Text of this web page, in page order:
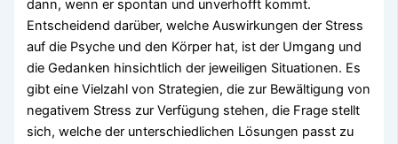
dann, wenn er spontan und unverhofft kommt.
Entscheidend darüber, welche Auswirkungen der Stress
auf die Psyche und den Körper hat, ist der Umgang und
die Gedanken hinsichtlich der jeweiligen Situationen. Es
gibt eine Vielzahl von Strategien, die zur Bewältigung von
negativem Stress zur Verfügung stehen, die Frage stellt
sich, welche der unterschiedlichen Lösungen passt zu